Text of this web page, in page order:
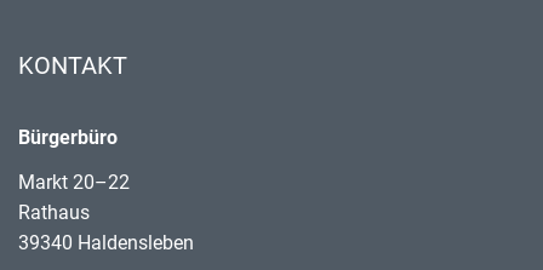
KONTAKT
Bürgerbüro
Markt 20–22
Rathaus
39340 Haldensleben